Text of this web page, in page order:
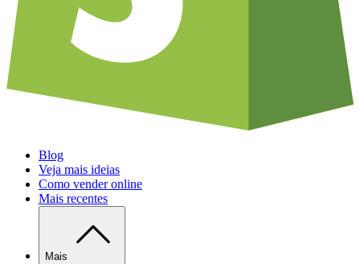
Blog
Veja mais ideias
Como vender online
Mais recentes
Mais